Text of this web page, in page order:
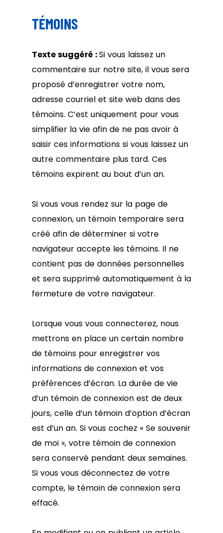
TÉMOINS
Texte suggéré :Si vous laissez un
commentaire sur notre site, il vous sera
proposé d’enregistrer votre nom,
adresse courriel et site web dans des
témoins. C’est uniquement pour vous
simplifier la vie afin de ne pas avoir à
saisir ces informations si vous laissez un
autre commentaire plus tard. Ces
témoins expirent au bout d’un an.
Si vous vous rendez sur la page de
connexion, un témoin temporaire sera
créé afin de déterminer si votre
navigateur accepte les témoins. Il ne
contient pas de données personnelles
et sera supprimé automatiquement à la
fermeture de votre navigateur.
Lorsque vous vous connecterez, nous
mettrons en place un certain nombre
de témoins pour enregistrer vos
informations de connexion et vos
préférences d’écran. La durée de vie
d’un témoin de connexion est de deux
jours, celle d’un témoin d’option d’écran
est d’un an. Si vous cochez « Se souvenir
de moi », votre témoin de connexion
sera conservé pendant deux semaines.
Si vous vous déconnectez de votre
compte, le témoin de connexion sera
effacé.